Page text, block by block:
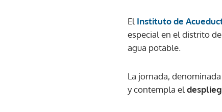
El Instituto de
especial en el distrito
agua potable.
La jornada, denominada
y contempla el